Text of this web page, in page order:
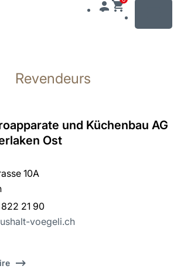
Revendeurs
und Küchenbau AG
Ost
10A
21 90
voegeli.ch